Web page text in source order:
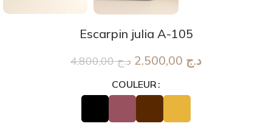
Escarpin julia A-105
د.ج4.800,00 د.ج
COULEUR